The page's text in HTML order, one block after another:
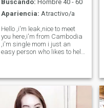
Buscando: Hombre 40 - 60
Apariencia: Atractivo/a
Hello ,i'm leak,nice to meet
you here,i'm from Cambodia
,i'm single mom i just an
easy person who likes to help
person , so that's why l
looking for guy who is honest
with me too.